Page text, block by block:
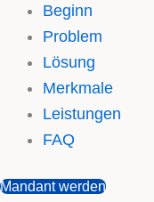
Beginn
Problem
Lösung
Merkmale
Leistungen
FAQ
Mandant werden